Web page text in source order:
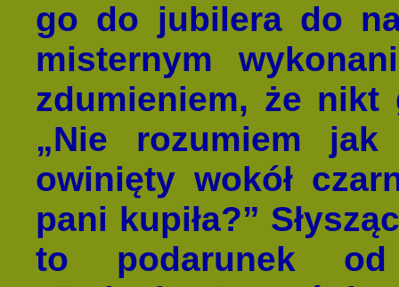
go do jubilera do
misternym
zdumieniem, że nikt
„Nie rozumiem
owinięty wokół
pani kupiła?”
to podarunek od